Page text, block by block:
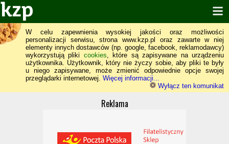
W celu zapewnienia wysokiej jakości oraz możliwości
personalizacji serwisu, strona www.kzp.pl oraz zawarte w niej
elementy innych dostawców (np. google, facebook, reklamodawcy)
wykorzystują pliki cookies, które są zapisywane na urządzeniu
użytkownika. Użytkownik, który nie życzy sobie, aby pliki te były
u niego zapisywane, może zmienić odpowiednie opcje swojej
przeglądarki internetowej. Więcej informacji...
Wyłącz ten komunikat
Reklama